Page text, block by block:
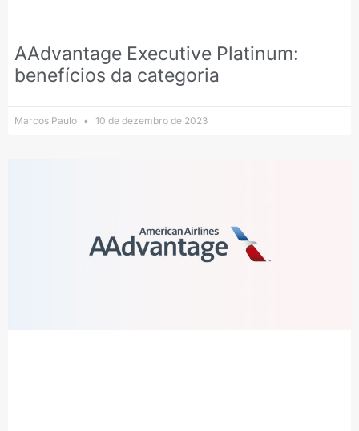
AAdvantage Executive Platinum:
benefícios da categoria
Marcos Paulo 10 de dezembro de 2023